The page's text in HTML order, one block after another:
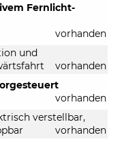
Fernlicht-
vorhanden
und
vorhanden
vorhanden
verstellbar,
vorhanden